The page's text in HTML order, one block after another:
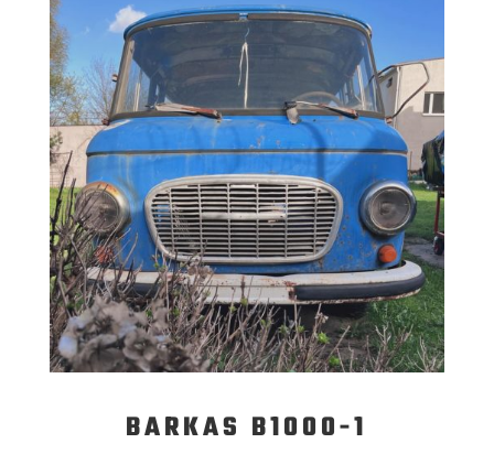
BARKAS B1000-1